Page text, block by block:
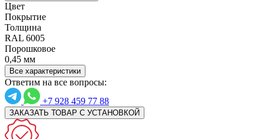
Цвет
Покрытие
Толщина
RAL 6005
Порошковое
0,45 мм
Все характеристики
Ответим на все вопросы:
+7 928 459 77 88
ЗАКАЗАТЬ ТОВАР С УСТАНОВКОЙ